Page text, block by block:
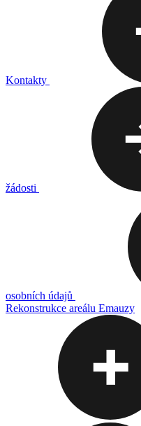
Kontakty
žádosti
osobních údajů
Rekonstrukce areálu Emauzy